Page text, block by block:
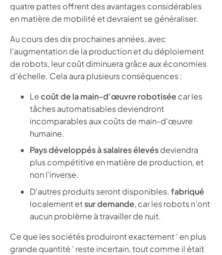
quatre pattes offrent des avantages considérables
en matière de mobilité et devraient se généraliser.
Au cours des dix prochaines années, avec
l'augmentation de la production et du déploiement
de robots, leur coût diminuera grâce aux économies
d'échelle. Cela aura plusieurs conséquences :
Lecoût de la main-d'œuvre robotiséecar les
tâches automatisables deviendront
incomparables aux coûts de main-d'œuvre
humaine.
Pays développés à salaires élevésdeviendra
plus compétitive en matière de production, et
non l'inverse.
D'autres produits seront disponibles. fabriqué
localement etsur demande, car les robots n'ont
aucun problème à travailler de nuit.
Ce que les sociétés produiront exactement ‘ en plus
grande quantité ’ reste incertain, tout comme il était